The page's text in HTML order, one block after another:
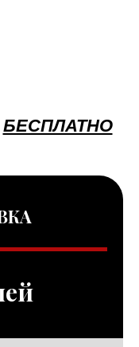
БЕСПЛАТНО